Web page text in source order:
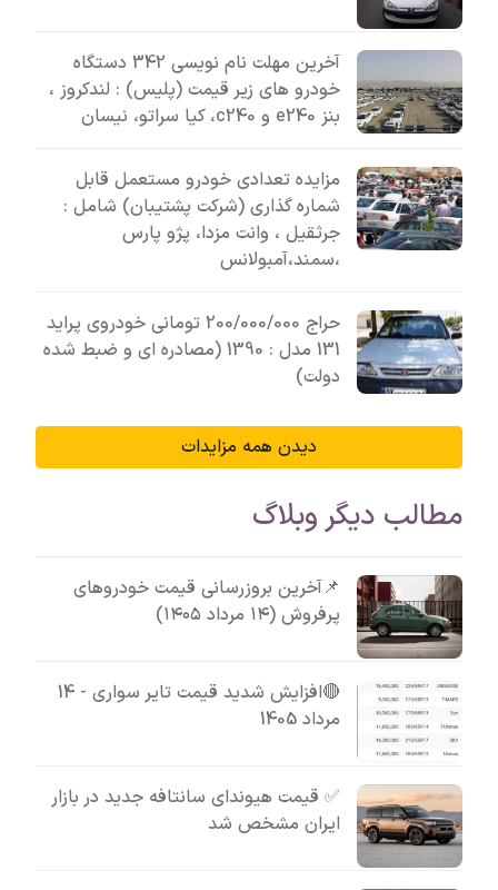
آخرین مهلت نام نویسی 342 دستگاه
خودرو های زیر قیمت (پلیس) : لندکروز ،
بنز e240 و c240، کیا سراتو، نیسان
مزایده تعدادی خودرو مستعمل قابل
شماره گذاری (شرکت پشتیبان) شامل :
جرثقیل ، وانت مزدا، پژو پارس
،سمند،آمبولانس
حراج 200/000/000 تومانی خودروی پراید
131 مدل : 1390 (مصادره ای و ضبط شده
دولت)
دیدن همه مزایدات
مطالب دیگر وبلاگ
📌آخرین بروزرسانی قیمت خودروهای
پرفروش (۱۴ مرداد ۱۴۰۵)
🔴افزایش شدید قیمت تایر سواری - 14
مرداد 1405
✅ قیمت هیوندای سانتافه جدید در بازار
ایران مشخص شد